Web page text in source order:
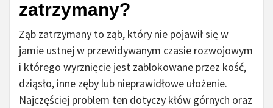
zatrzymany?
Ząb zatrzymany to ząb, który nie pojawił się w
jamie ustnej w przewidywanym czasie rozwojowym
i którego wyrznięcie jest zablokowane przez kość,
dziąsło, inne zęby lub nieprawidłowe ułożenie.
Najczęściej problem ten dotyczy kłów górnych oraz